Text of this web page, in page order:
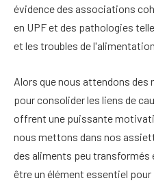
évidence des associations
en UPF et des pathologies
et les troubles de
Alors que nous attendons des
pour consolider les liens de
offrent une puissante
nous mettons dans nos
des aliments peu
être un élément essentiel